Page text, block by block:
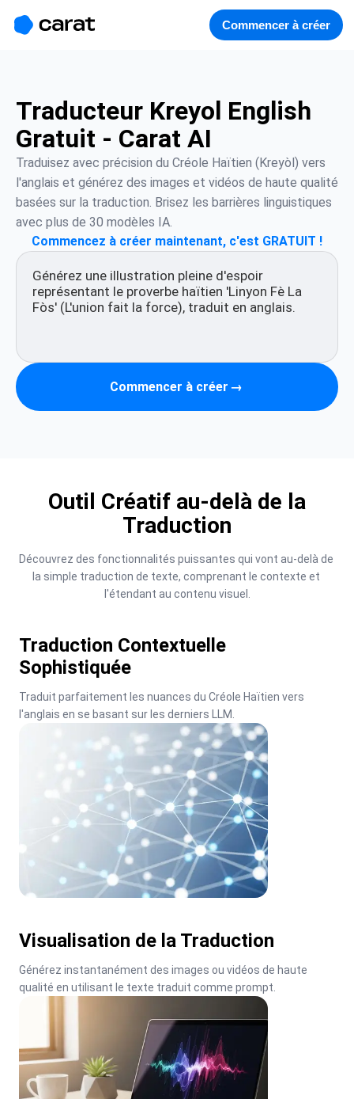
소개
Commencer à créer
Traducteur Kreyol English
Gratuit - Carat AI
Traduisez avec précision du Créole Haïtien (Kreyòl) vers
l'anglais et générez des images et vidéos de haute qualité
basées sur la traduction. Brisez les barrières linguistiques
avec plus de 30 modèles IA.
Commencez à créer maintenant, c'est GRATUIT !
Commencer à créer →
Outil Créatif au-delà de la
Traduction
Découvrez des fonctionnalités puissantes qui vont au-delà de
la simple traduction de texte, comprenant le contexte et
l'étendant au contenu visuel.
Traduction Contextuelle
Sophistiquée
Traduit parfaitement les nuances du Créole Haïtien vers
l'anglais en se basant sur les derniers LLM.
Visualisation de la Traduction
Générez instantanément des images ou vidéos de haute
qualité en utilisant le texte traduit comme prompt.